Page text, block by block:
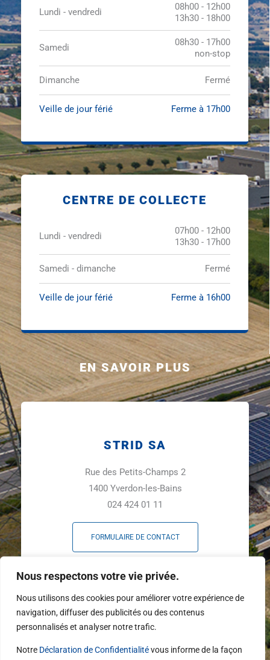
Nous respectons votre vie privée.
Nous utilisons des cookies pour améliorer votre expérience de
navigation, diffuser des publicités ou des contenus
personnalisés et analyser notre trafic.
Notre Déclaration de Confidentialitévous informe de la façon
Lundi - vendredi
08h00 - 12h00
13h30 - 18h00
Samedi
08h30 - 17h00
non-stop
Dimanche Fermé
Veille de jour férié Ferme à 17h00
CENTRE DE COLLECTE
Lundi - vendredi
07h00 - 12h00
13h30 - 17h00
Samedi - dimanche Fermé
Veille de jour férié Ferme à 16h00
EN SAVOIR PLUS
STRID SA
Rue des Petits-Champs 2
1400 Yverdon-les-Bains
024 424 01 11
FORMULAIRE DE CONTACT
a
c
e
b
o
o
L
i
n
k
e
i
o
u
t
e